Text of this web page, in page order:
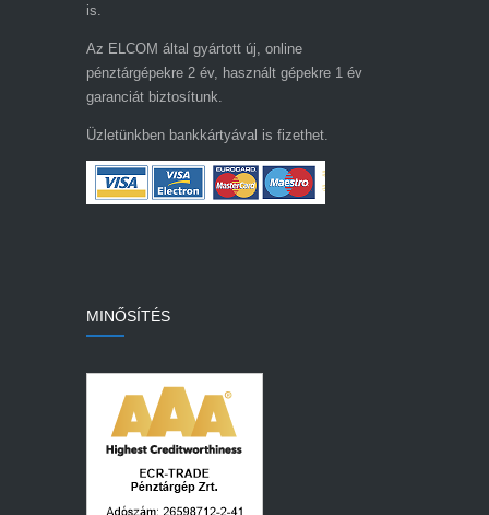
is.
Az ELCOM által gyártott új, online
pénztárgépekre 2 év, használt gépekre 1 év
garanciát biztosítunk.
Üzletünkben bankkártyával is fizethet.
MINŐSÍTÉS